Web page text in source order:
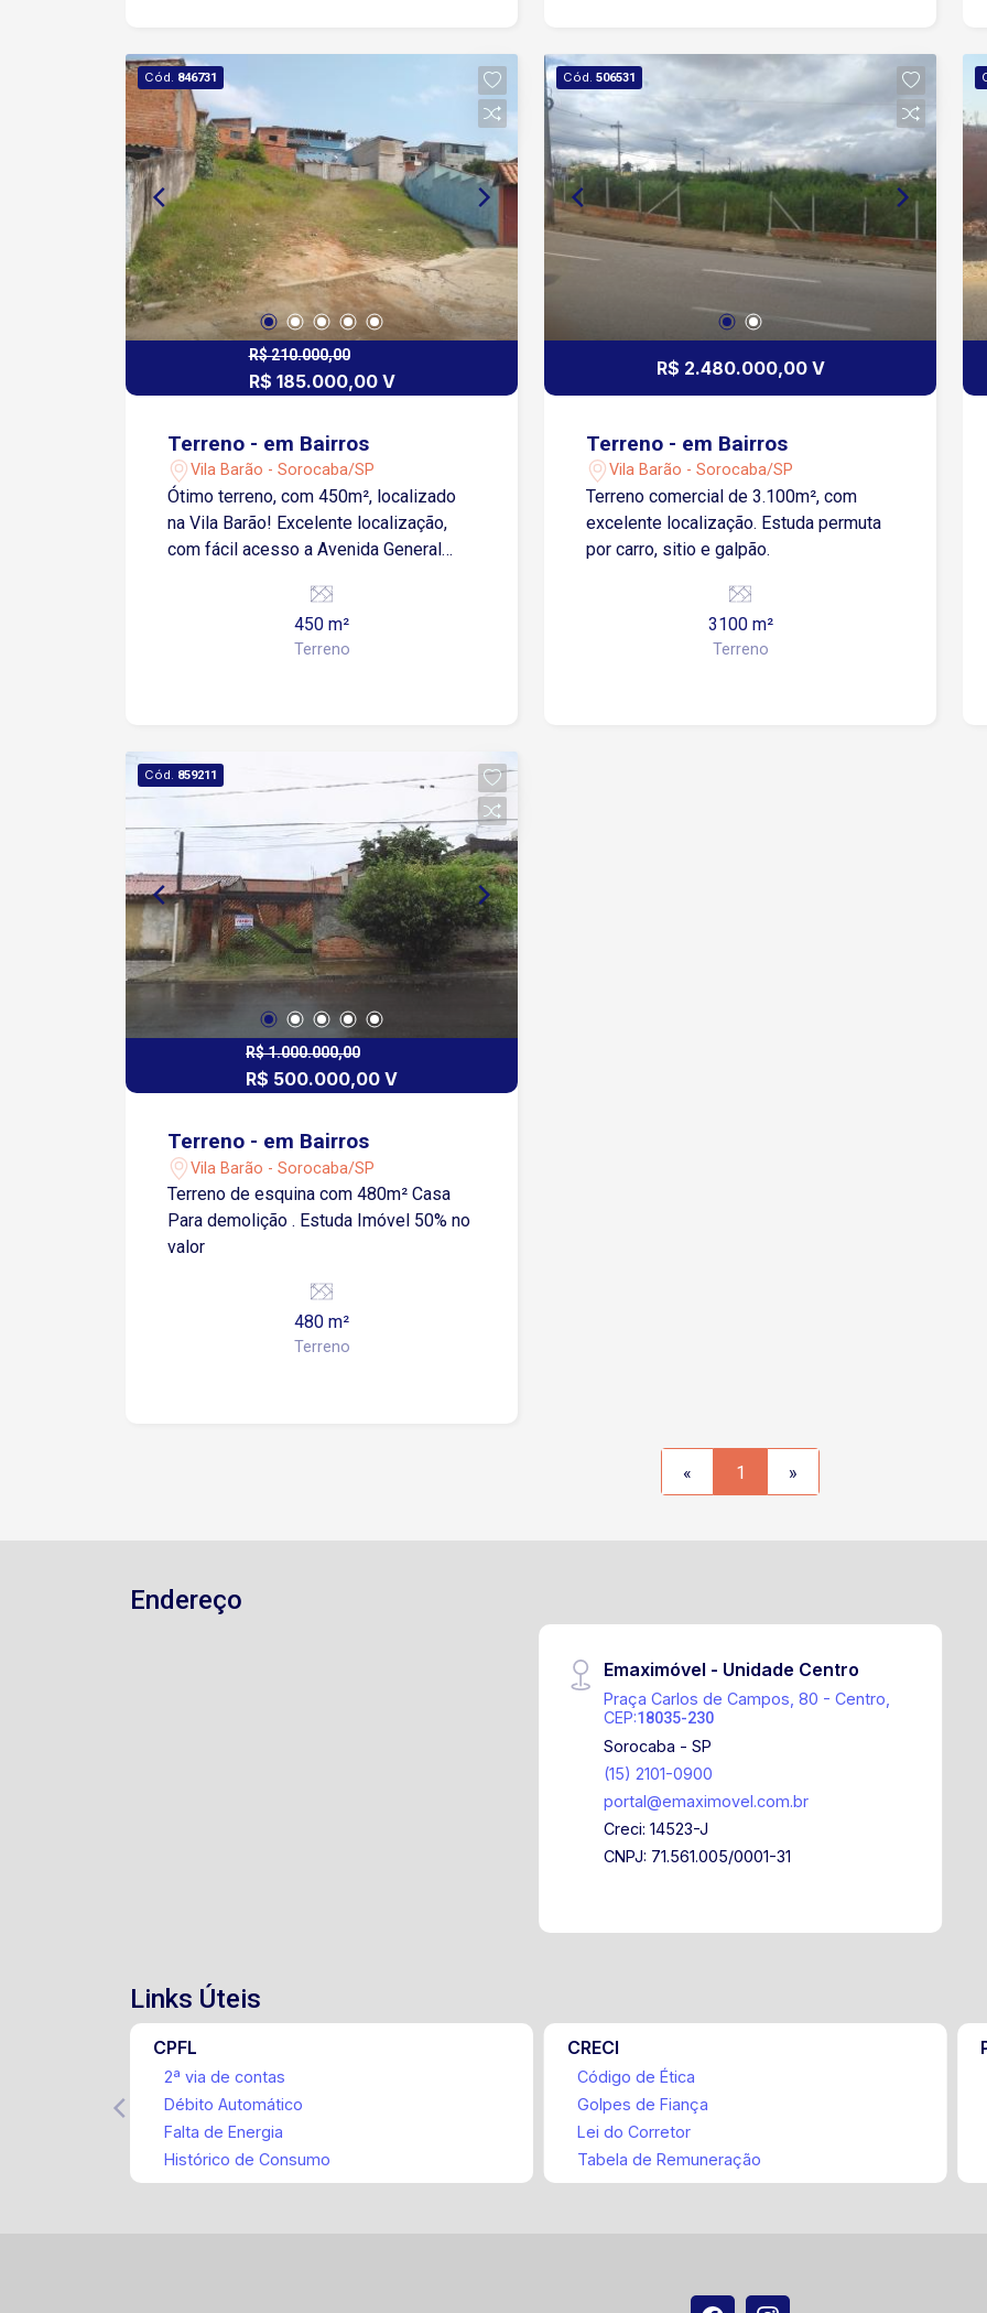
Cód. 846731
R$ 210.000,00
R$ 185.000,00 V
Terreno - em Bairros
Vila Barão - Sorocaba/SP
Ótimo terreno, com 450m², localizado
na Vila Barão! Excelente localização,
com fácil acesso a Avenida General
Hospitais, UPA (Unidade de Pronto
Atendimento), shoppings, pontos de
ônibus, farmácias, escolas, creches,
450 m²
Terreno
Cód. 506531
R$ 2.480.000,00 V
Terreno - em Bairros
Vila Barão - Sorocaba/SP
Terreno comercial de 3.100m², com
excelente localização. Estuda permuta
por carro, sitio e galpão.
3100 m²
Terreno
Cód. 859211
R$ 1.000.000,00
R$ 500.000,00 V
Terreno - em Bairros
Vila Barão - Sorocaba/SP
Terreno de esquina com 480m² Casa
Para demolição . Estuda Imóvel 50% no
valor
480 m²
Terreno
« 1 »
Endereço
Emaximóvel - Unidade Centro
Praça Carlos de Campos, 80 - Centro,
CEP:18035-230
Sorocaba - SP
(15) 2101-0900
portal@emaximovel.com.br
Creci: 14523-J
CNPJ: 71.561.005/0001-31
Links Úteis
CPFL
2ª via de contas
Débito Automático
Falta de Energia
Histórico de Consumo
CRECI
Código de Ética
Golpes de Fiança
Lei do Corretor
Tabela de Remuneração